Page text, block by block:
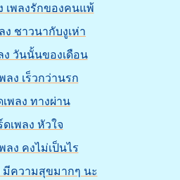
เพลงรักของคนแพ้
ง ชาวนากับงูเห่า
ง วันนั้นของเดือน
ลง เร็วกว่านรก
พลง ทางผ่าน
ดเพลง หัวใจ
ลง คงไม่เป็นไร
มีความสุขมากๆ นะ